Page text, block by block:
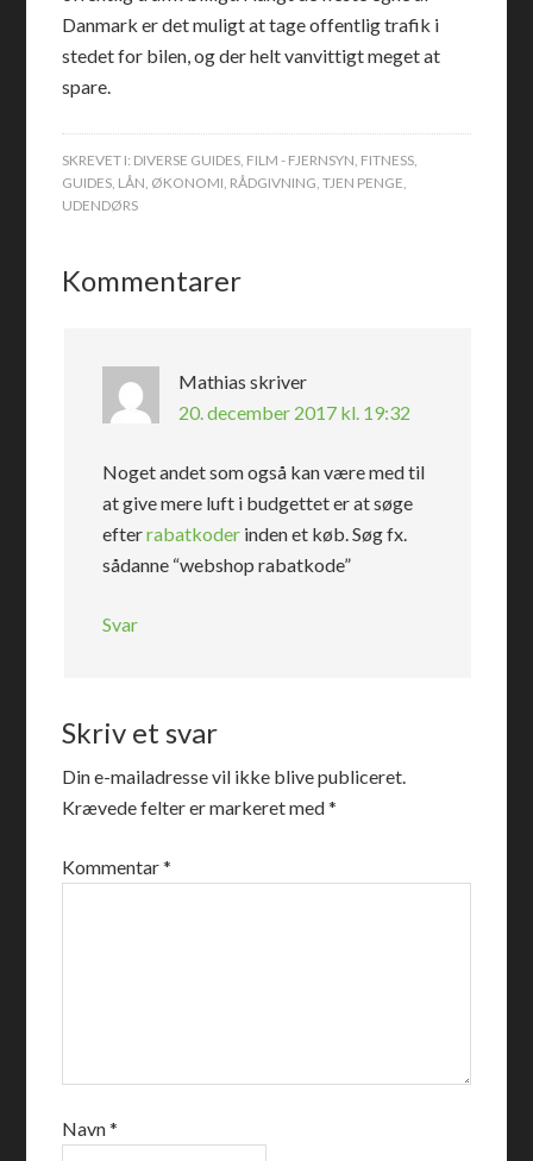
Danmark er det muligt at tage offentlig trafik i
stedet for bilen, og der helt vanvittigt meget at
spare.
SKREVET I: DIVERSE GUIDES, FILM - FJERNSYN, FITNESS,
GUIDES, LÅN, ØKONOMI, RÅDGIVNING,TJEN PENGE,
UDENDØRS
Kommentarer
Mathias skriver
20. december 2017 kl. 19:32
Noget andet som også kan være med til
at give mere luft i budgettet er at søge
efterrabatkoder inden et køb. Søg fx.
sådanne “webshop rabatkode”
Svar
Skriv et svar
Din e-mailadresse vil ikke blive publiceret.
Krævede felter er markeret med*
Kommentar*
Navn*